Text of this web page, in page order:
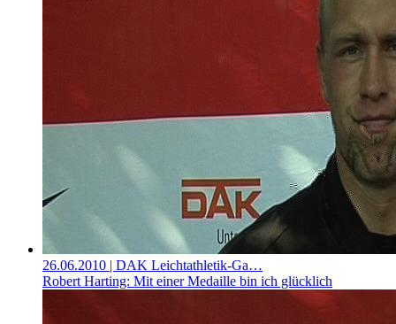
26.06.2010 | DAK Leichtathletik-Ga…
Robert Harting: Mit einer Medaille bin ich glücklich